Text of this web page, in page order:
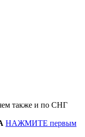
также и по СНГ
НАЖМИТЕ первым